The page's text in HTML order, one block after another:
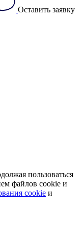
Оставить заявку
пользоваться
файлов cookie и
cookie и